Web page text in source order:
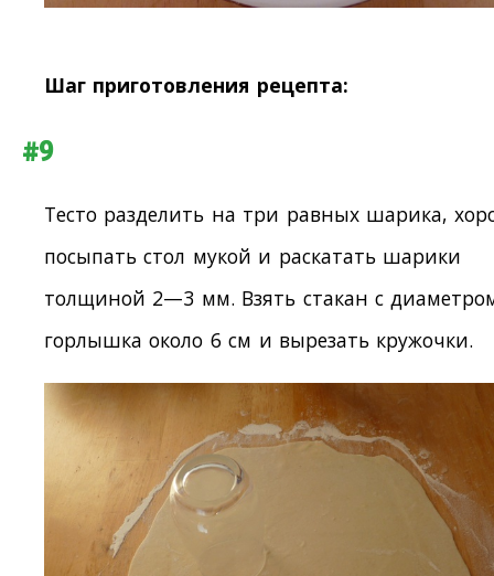
Шаг приготовления рецепта:
#9
Тесто разделить на три равных шарика,
посыпать стол мукой и раскатать шарики
толщиной 2—3 мм. Взять стакан с
горлышка около 6 см и вырезать кружочки.